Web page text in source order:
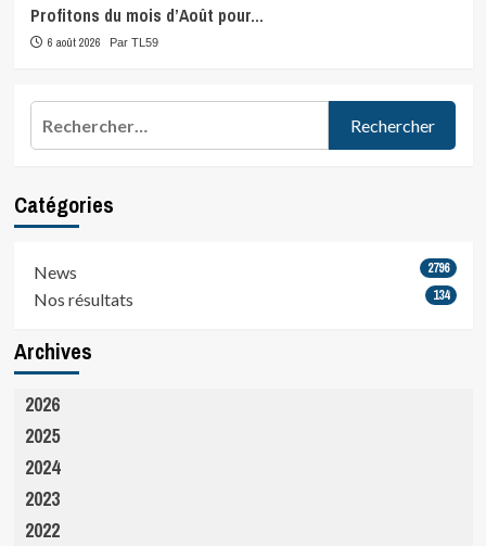
Profitons du mois d’Août pour…
6 août 2026 Par TL59
Catégories
News 2796
Nos résultats 134
Archives
2026
2025
2024
2023
2022